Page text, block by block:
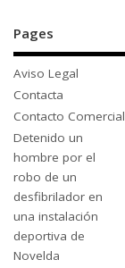
Pages
Aviso Legal
Contacta
Contacto Comercial
Detenido un
hombre por el
robo de un
desfibrilador en
una instalación
deportiva de
Novelda